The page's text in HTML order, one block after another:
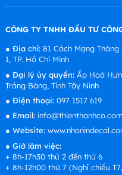
CÔNG TY TNHH ĐẦU TƯ
● Địa chỉ:81 Cách Mạng Tháng
1, TP. Hồ Chí Minh
● Đại lý ủy quyền:Ấp Hoà
Trảng Bàng, Tỉnh Tây Ninh
● Điện thoại: 097 1517 619
● Email: info@thienthanhco.com
● Website:
● Giờ làm việc:
+ 8h-17h30 thứ 2 đến thứ 6
+ 8h-12h00 thứ 7 (Nghỉ chiều